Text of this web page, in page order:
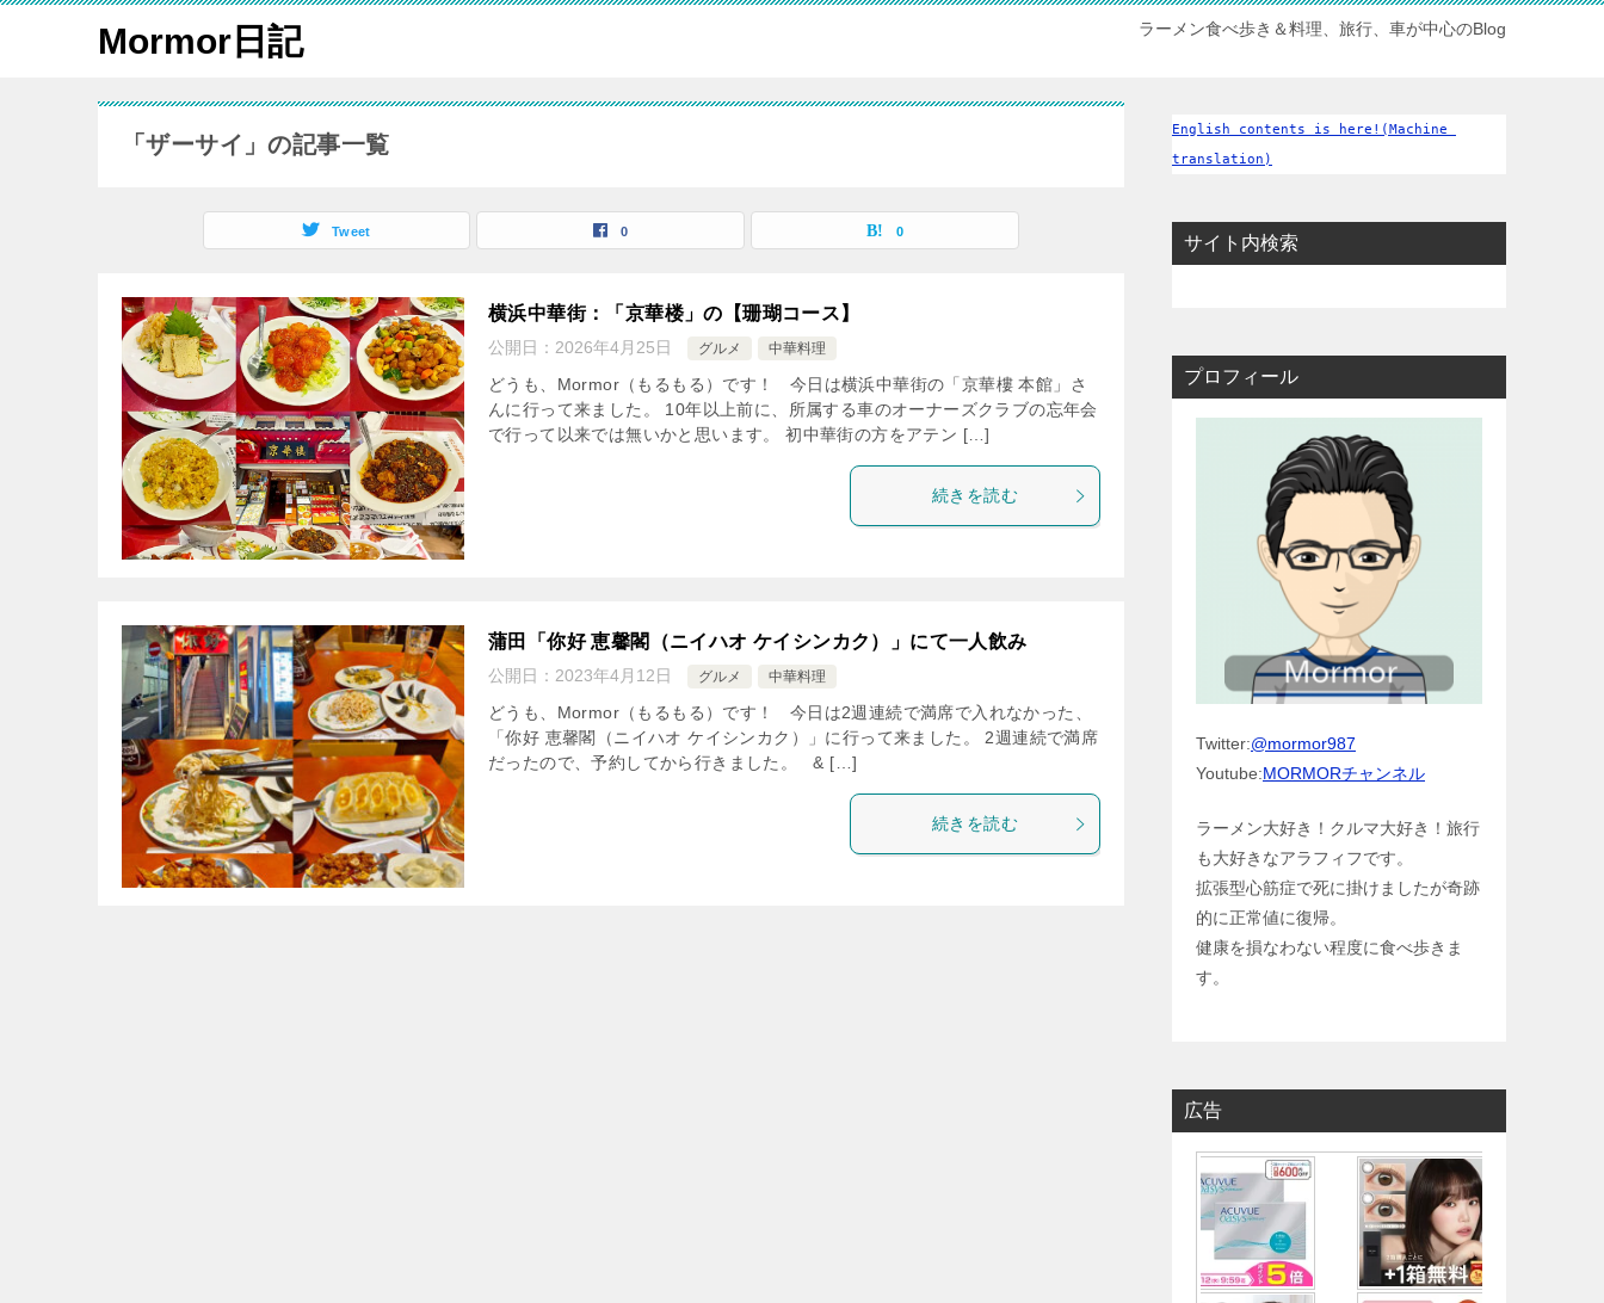
Mormor日記 ラーメン食べ歩き＆料理、旅行、車が中心のBlog
「ザーサイ」の記事一覧
Tweet 0 0
横浜中華街：「京華楼」の【珊瑚コース】
公開日： 2026年4月25日 グルメ 中華料理
どうも、Mormor（もるもる）です！ 今日は横浜中華街の「京華樓 本館」さ
んに行って来ました。 10年以上前に、所属する車のオーナーズクラブの忘年会
で行って以来では無いかと思います。 初中華街の方をアテン […]
続きを読む
蒲田「你好 恵馨閣（ニイハオ ケイシンカク）」にて一人飲み
公開日： 2023年4月12日 グルメ 中華料理
どうも、Mormor（もるもる）です！ 今日は2週連続で満席で入れなかった、
「你好 恵馨閣（ニイハオ ケイシンカク）」に行って来ました。 2週連続で満席
だったので、予約してから行きました。 & […]
続きを読む
English contents is here!(Machine
translation)
サイト内検索
プロフィール
Twitter:@mormor987
Youtube:MORMORチャンネル
ラーメン大好き！クルマ大好き！旅行
も大好きなアラフィフです。
拡張型心筋症で死に掛けましたが奇跡
的に正常値に復帰。
健康を損なわない程度に食べ歩きま
す。
広告